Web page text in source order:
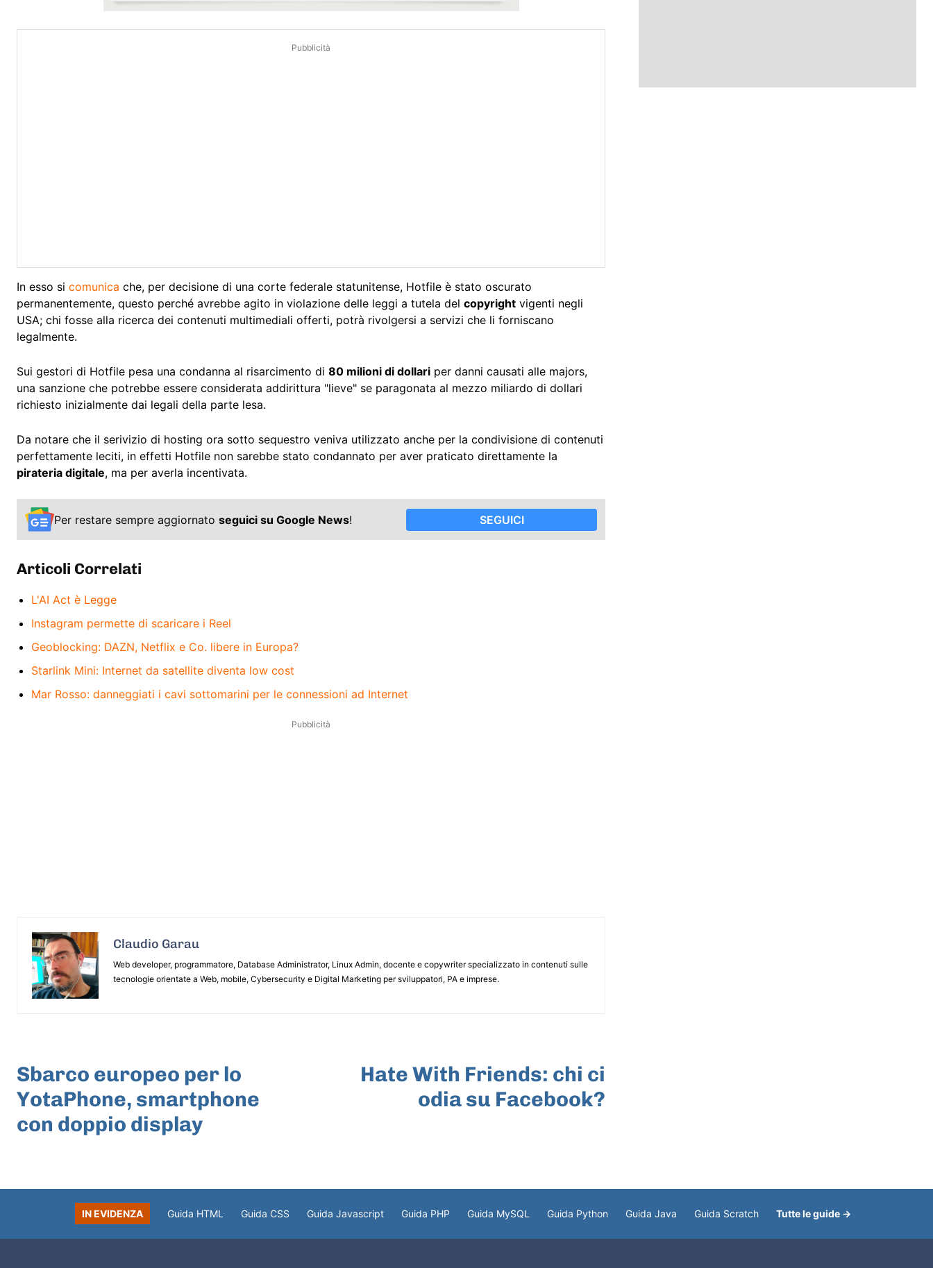
Pubblicità
In esso si comunica che, per decisione di una corte federale statunitense, Hotfile è stato oscurato
permanentemente, questo perché avrebbe agito in violazione delle leggi a tutela del copyright vigenti negli
USA; chi fosse alla ricerca dei contenuti multimediali offerti, potrà rivolgersi a servizi che li forniscano
legalmente.
Sui gestori di Hotfile pesa una condanna al risarcimento di 80 milioni di dollari per danni causati alle majors,
una sanzione che potrebbe essere considerata addirittura "lieve" se paragonata al mezzo miliardo di dollari
richiesto inizialmente dai legali della parte lesa.
Da notare che il serivizio di hosting ora sotto sequestro veniva utilizzato anche per la condivisione di contenuti
perfettamente leciti, in effetti Hotfile non sarebbe stato condannato per aver praticato direttamente la
pirateria digitale, ma per averla incentivata.
Per restare sempre aggiornato seguici su Google News! SEGUICI
Articoli Correlati
L'AI Act è Legge
Instagram permette di scaricare i Reel
Geoblocking: DAZN, Netflix e Co. libere in Europa?
Starlink Mini: Internet da satellite diventa low cost
Mar Rosso: danneggiati i cavi sottomarini per le connessioni ad Internet
Pubblicità
Claudio Garau
Web developer, programmatore, Database Administrator, Linux Admin, docente e copywriter specializzato in contenuti sulle
tecnologie orientate a Web, mobile, Cybersecurity e Digital Marketing per sviluppatori, PA e imprese.
Sbarco europeo per lo
YotaPhone, smartphone
con doppio display
Hate With Friends: chi ci
odia su Facebook?
IN EVIDENZA Guida HTML Guida CSS Guida Javascript Guida PHP Guida MySQL Guida Python Guida Java Guida Scratch Tutte le guide →